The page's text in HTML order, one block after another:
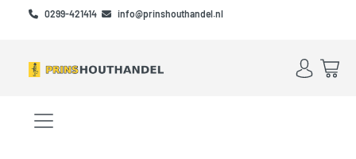
Skip to main content
Skip to footer
0299-421414 info@prinshouthandel.nl
Account
Menu openen/sluiten